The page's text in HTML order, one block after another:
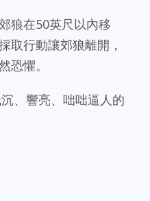
狼在50英尺以內移
取行動讓郊狼離開，
恐懼。
、響亮、咄咄逼人的